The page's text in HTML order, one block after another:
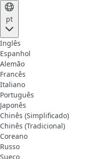
pt
Inglês
Espanhol
Alemão
Francês
Italiano
Português
Japonês
Chinês (Simplificado)
Chinês (Tradicional)
Coreano
Russo
Sueco